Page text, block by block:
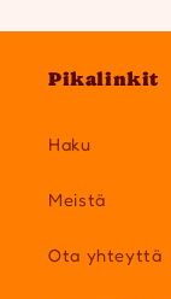
Pikalinkit
Haku
Meistä
Ota yhteyttä